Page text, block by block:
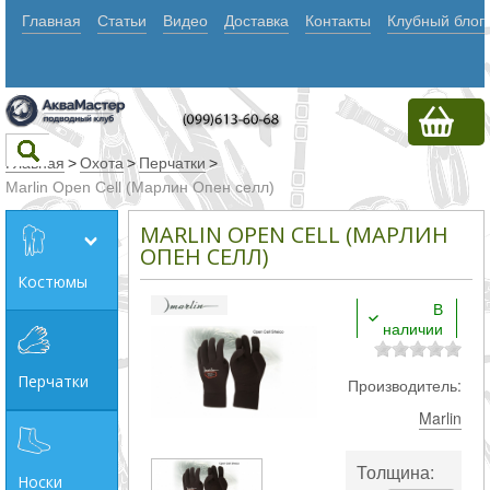
Главная Статьи Видео Доставка Контакты Клубный блог
Текст
Любое из
Все
слова
Главная >Охота > Перчатки >
Marlin Open Cell (Марлин Опен селл)
Костюмы
Перчатки
Носки
MARLIN OPEN CELL (МАРЛИН
ОПЕН СЕЛЛ)
В
наличии
Производитель:
Marlin
Толщина: